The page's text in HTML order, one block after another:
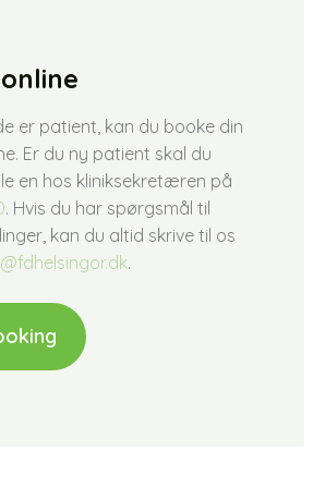
er patient, kan du booke din
Er du ny patient skal du
en hos kliniksekretæren på
. Hvis du har spørgsmål til
kan du altid skrive til os
.